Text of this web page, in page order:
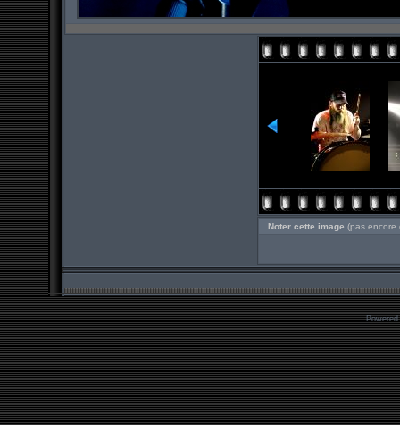
Noter cette image (pas encore